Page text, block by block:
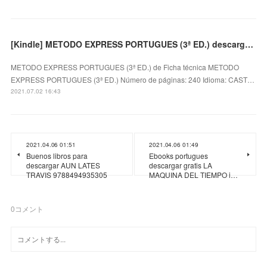
[Kindle] METODO EXPRESS PORTUGUES (3ª ED.) descargar gratis
METODO EXPRESS PORTUGUES (3ª ED.) de Ficha técnica METODO
EXPRESS PORTUGUES (3ª ED.) Número de páginas: 240 Idioma: CAST…
2021.07.02 16:43
2021.04.06 01:51
Buenos libros para
descargar AUN LATES
TRAVIS 9788494935305
2021.04.06 01:49
Ebooks portugues
descargar gratis LA
MAQUINA DEL TIEMPO i…
0コメント